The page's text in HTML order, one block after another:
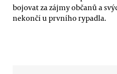
bojovat za zájmy občanů a
nekončí u prvního rypadla.